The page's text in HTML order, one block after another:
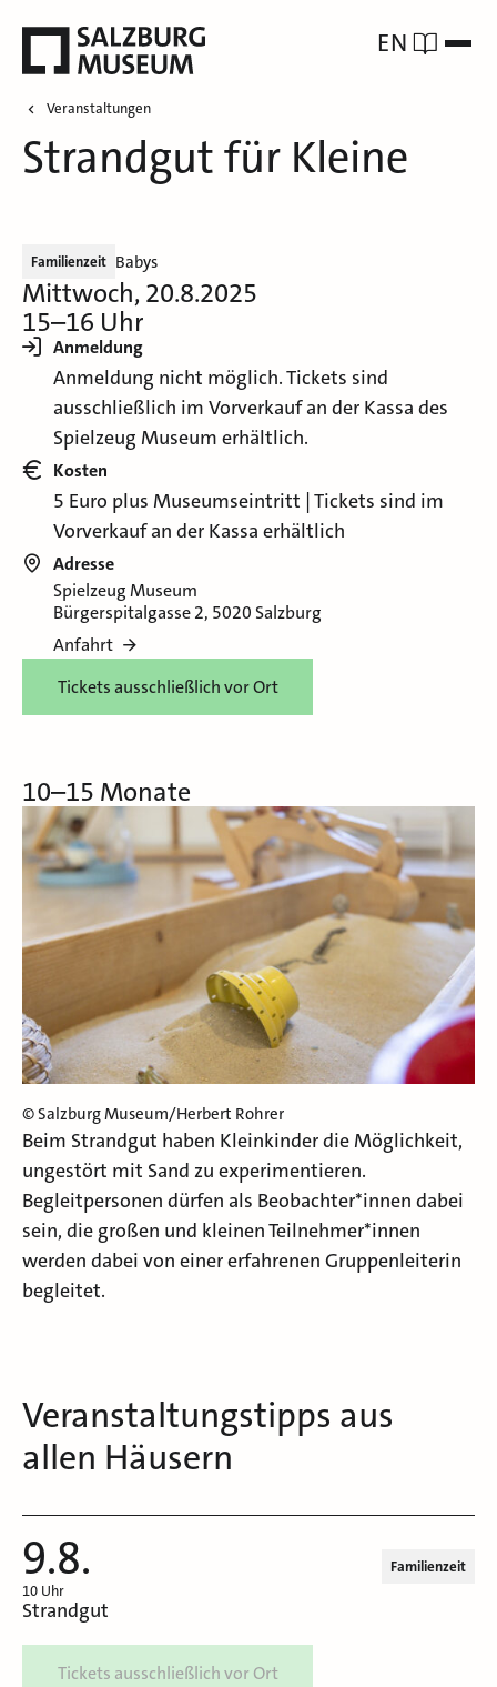
EN
Veranstaltungen
Strandgut für Kleine
Familienzeit Babys
Mittwoch, 20.8.2025
15–16 Uhr
Anmeldung
Anmeldung nicht möglich. Tickets sind
ausschließlich im Vorverkauf an der Kassa des
Spielzeug Museum erhältlich.
Kosten
5 Euro plus Museumseintritt | Tickets sind im
Vorverkauf an der Kassa erhältlich
Adresse
Spielzeug Museum
Bürgerspitalgasse 2, 5020 Salzburg
Anfahrt
Tickets ausschließlich vor Ort
10–15 Monate
© Salzburg Museum/Herbert Rohrer
Beim Strandgut haben Kleinkinder die Möglichkeit,
ungestört mit Sand zu experimentieren.
Begleitpersonen dürfen als Beobachter*innen dabei
sein, die großen und kleinen Teilnehmer*innen
werden dabei von einer erfahrenen Gruppenleiterin
begleitet.
Veranstaltungstipps aus
allen Häusern
9.8.
10 Uhr
Familienzeit
Strandgut
Tickets ausschließlich vor Ort